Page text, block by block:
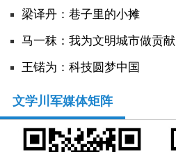
​梁译丹：巷子里的小摊
马一秣：我为文明城市做贡献
王锘为：科技圆梦中国
文学川军媒体矩阵